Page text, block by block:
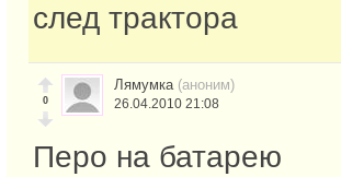
след трактора
0
Лямумка (аноним)
26.04.2010 21:08
Перо на батарею